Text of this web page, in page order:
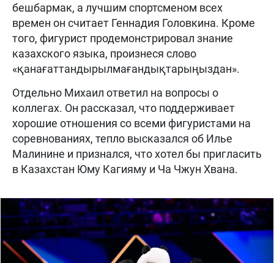
бешбармак, а лучшим спортсменом всех
времен он считает Геннадия Головкина. Кроме
того, фигурист продемонстрировал знание
казахского языка, произнеся слово
«қанағаттандырылмағандықтарыңыздан».
Отдельно Михаил ответил на вопросы о
коллегах. Он рассказал, что поддерживает
хорошие отношения со всеми фигуристами на
соревнованиях, тепло высказался об Илье
Малинине и признался, что хотел бы пригласить
в Казахстан Юму Кагияму и Ча Чжун Хвана.